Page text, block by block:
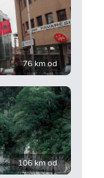
76 km od
106 km od